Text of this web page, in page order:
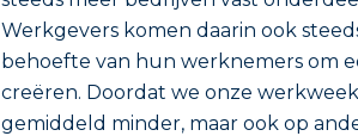
Werkgevers komen daarin ook
behoefte van hun werknemers om
creëren. Doordat we onze
gemiddeld minder, maar ook op